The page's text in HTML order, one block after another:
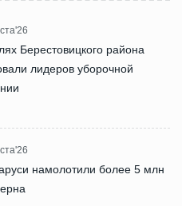
Берестовицкого района
лидеров уборочной
намолотили более 5 млн